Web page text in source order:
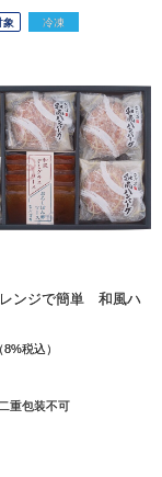
象 冷凍
レンジで簡単 和風ハ
（8%税込）
二重包装不可